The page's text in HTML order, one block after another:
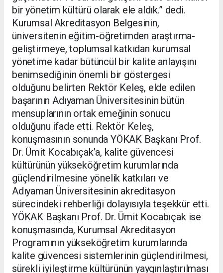
bir yönetim kültürü olarak ele aldık.” dedi.
Kurumsal Akreditasyon Belgesinin,
üniversitenin eğitim-öğretimden araştırma-
geliştirmeye, toplumsal katkıdan kurumsal
yönetime kadar bütüncül bir kalite anlayışını
benimsediğinin önemli bir göstergesi
olduğunu belirten Rektör Keleş, elde edilen
başarının Adıyaman Üniversitesinin bütün
mensuplarının ortak emeğinin sonucu
olduğunu ifade etti. Rektör Keleş,
konuşmasının sonunda YÖKAK Başkanı Prof.
Dr. Ümit Kocabıçak’a, kalite güvencesi
kültürünün yükseköğretim kurumlarında
güçlendirilmesine yönelik katkıları ve
Adıyaman Üniversitesinin akreditasyon
sürecindeki rehberliği dolayısıyla teşekkür etti.
YÖKAK Başkanı Prof. Dr. Ümit Kocabıçak ise
konuşmasında, Kurumsal Akreditasyon
Programının yükseköğretim kurumlarında
kalite güvencesi sistemlerinin güçlendirilmesi,
sürekli iyileştirme kültürünün yaygınlaştırılması